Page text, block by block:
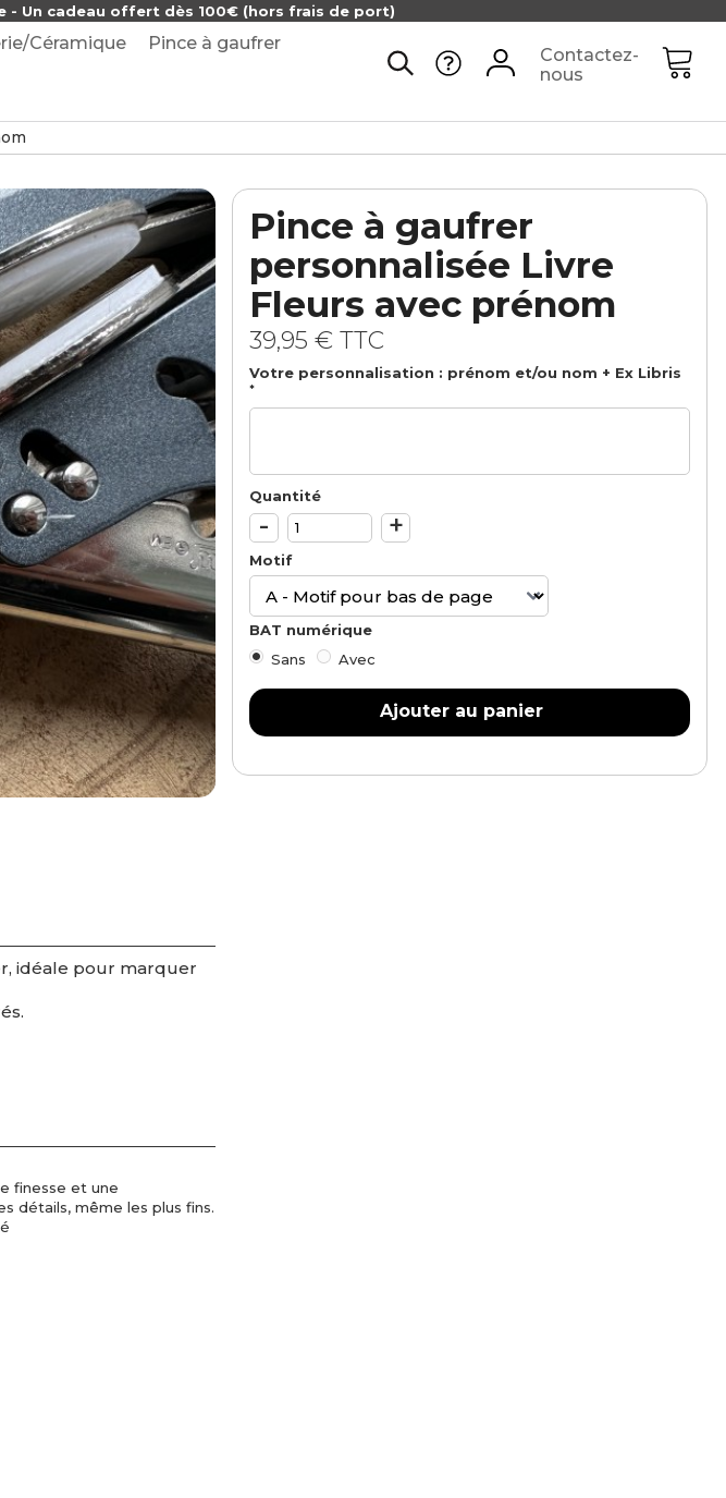
Un cadeau offert dès 100€ (hors frais de port)
Céramique Pince à gaufrer
Contactez-
nous
Pince à gaufrer
personnalisée Livre
Fleurs avec prénom
39,95 € TTC
Votre personnalisation : prénom et/ou nom + Ex Libris
*
Quantité
- +
Motif
BAT numérique
Sans
Avec
Ajouter au panier
idéale pour marquer
finesse et une
détails, même les plus fins.